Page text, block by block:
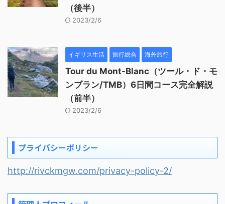
（後半）
2023/2/6
イギリス生活 旅行総合 海外旅行
Tour du Mont-Blanc（ツール・ド・モ
ンブラン/TMB）6日間コース完全解説
（前半）
2023/2/6
プライバシーポリシー
http://rivckmgw.com/privacy-policy-2/